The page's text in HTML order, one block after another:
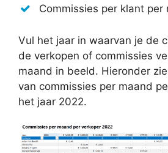
Commissies per klant per
Vul het jaar in waarvan je de
de verkopen of commissies
maand in beeld. Hieronder
van commissies per maand
het jaar 2022.